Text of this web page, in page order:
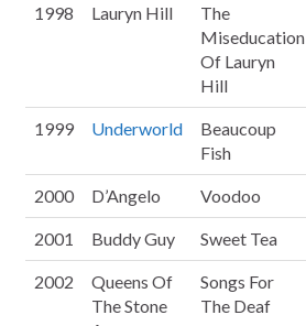
1998 Lauryn Hill
The
Miseducation
Of Lauryn
Hill
1999 Underworld
Beaucoup
Fish
2000 D’Angelo Voodoo
2001 Buddy Guy Sweet Tea
2002
Queens Of
The Stone
Songs For
The Deaf